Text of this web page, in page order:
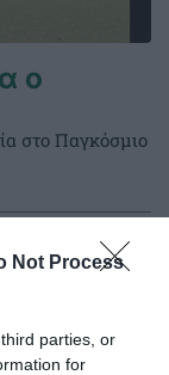
Not Process
parties, or
for
ο
στο Παγκόσμιο